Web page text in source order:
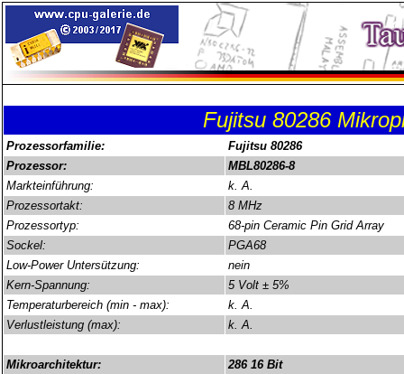
Fujitsu 80286
Prozessorfamilie:
Fujitsu 80286
Prozessor:
MBL80286-8
Markteinführung:
k. A.
Prozessortakt:
8 MHz
Prozessortyp:
68-pin Ceramic Pin Grid Array
Sockel:
PGA68
Low-Power Untersützung:
nein
Kern-Spannung:
5 Volt ± 5%
Temperaturbereich (min - max):
k. A.
Verlustleistung (max):
k. A.
Mikroarchitektur:
286 16 Bit